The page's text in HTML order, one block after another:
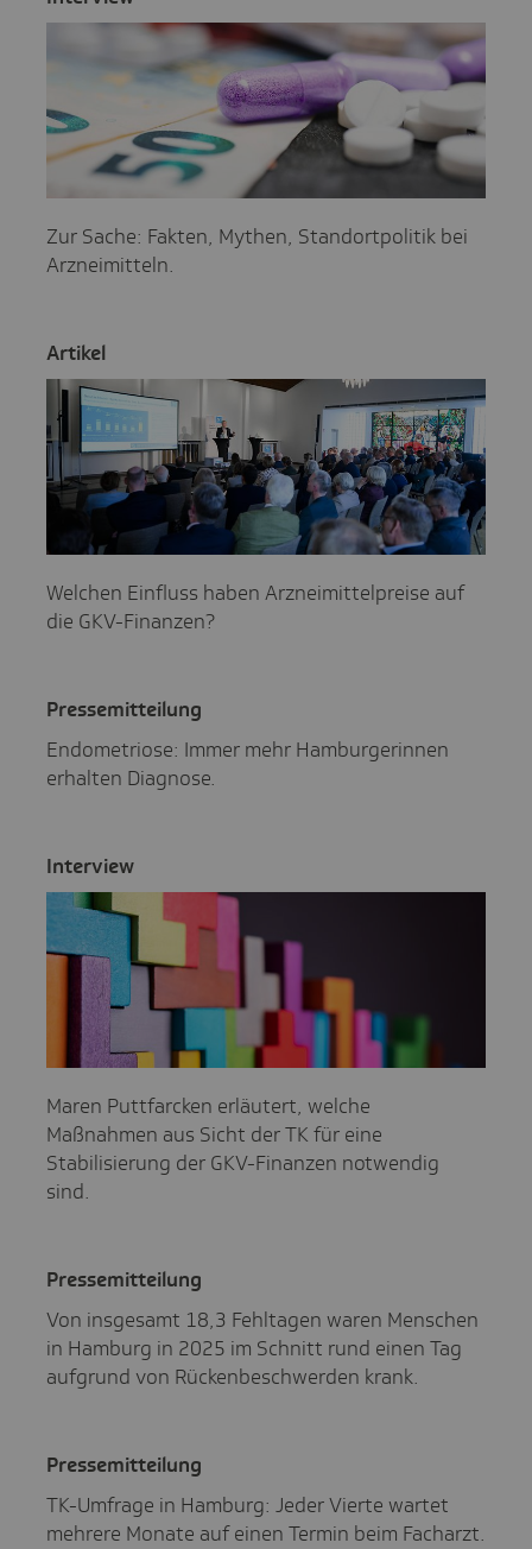
Zur Sache: Fakten, Mythen, Standortpolitik bei
Arzneimitteln.
Artikel
Welchen Einfluss haben Arzneimittelpreise auf
die GKV-Finanzen?
Pres­se­mit­tei­lung
Endometriose: Immer mehr Hamburgerinnen
erhalten Diagnose.
Inter­view
Maren Puttfarcken erläutert, welche
Maßnahmen aus Sicht der TK für eine
Stabilisierung der GKV-Finanzen notwendig
sind.
Pres­se­mit­tei­lung
Von insgesamt 18,3 Fehltagen waren Menschen
in Hamburg in 2025 im Schnitt rund einen Tag
aufgrund von Rückenbeschwerden krank.
Pres­se­mit­tei­lung
TK-Umfrage in Hamburg: Jeder Vierte wartet
mehrere Monate auf einen Termin beim Facharzt.